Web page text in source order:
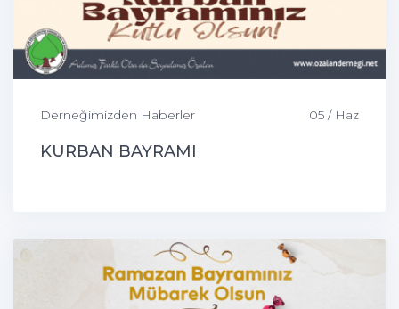
Derneğimizden Haberler 05 / Haz
KURBAN BAYRAMI